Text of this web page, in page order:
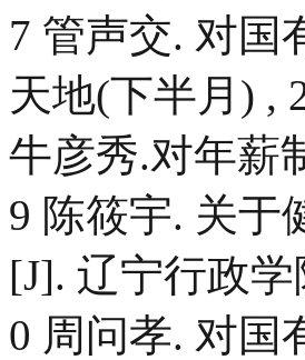
7 管声交. 对国
天地(下半月) ,
牛彦秀.对年薪
9 陈筱宇. 关于
[J]. 辽宁行政学
0 周问孝. 对国